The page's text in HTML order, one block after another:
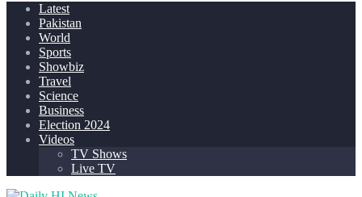
Latest
Pakistan
World
Sports
Showbiz
Travel
Science
Business
Election 2024
Videos
TV Shows
Live TV